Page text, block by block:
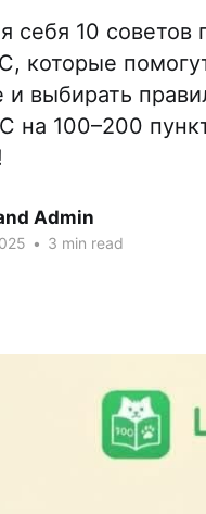
себя 10
которые
и выбирать
на 100–200
Admin
• 3 min read